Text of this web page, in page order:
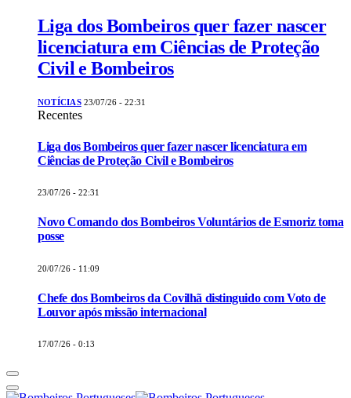
Liga dos Bombeiros quer fazer nascer
licenciatura em Ciências de Proteção
Civil e Bombeiros
NOTÍCIAS 23/07/26 - 22:31
Recentes
Liga dos Bombeiros quer fazer nascer licenciatura em
Ciências de Proteção Civil e Bombeiros
23/07/26 - 22:31
Novo Comando dos Bombeiros Voluntários de Esmoriz toma
posse
20/07/26 - 11:09
Chefe dos Bombeiros da Covilhã distinguido com Voto de
Louvor após missão internacional
17/07/26 - 0:13